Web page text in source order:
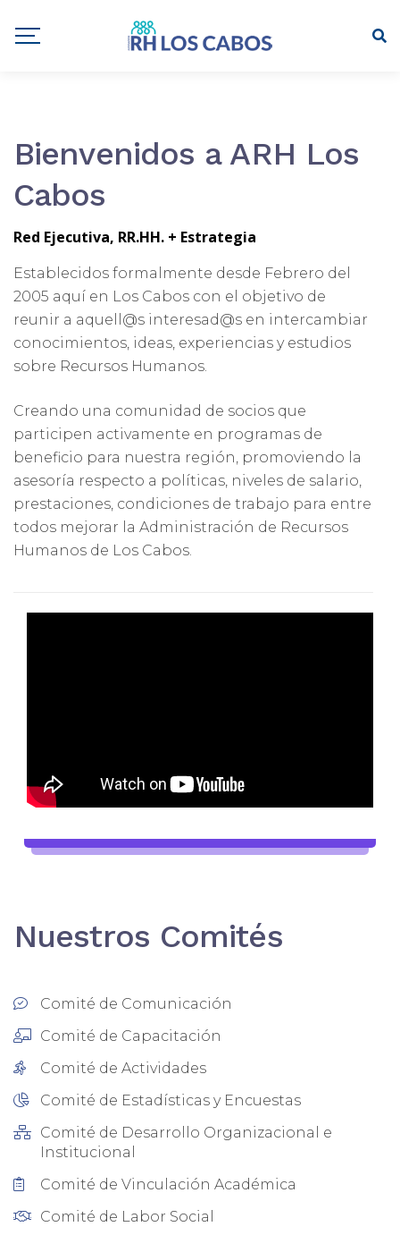
Bienvenidos a ARH Los
Cabos
Red Ejecutiva, RR.HH. + Estrategia
Establecidos formalmente desde Febrero del
2005 aquí en Los Cabos con el objetivo de
reunir a aquell@s interesad@s en intercambiar
conocimientos, ideas, experiencias y estudios
sobre Recursos Humanos.
Creando una comunidad de socios que
participen activamente en programas de
beneficio para nuestra región, promoviendo la
asesoría respecto a políticas, niveles de salario,
prestaciones, condiciones de trabajo para entre
todos mejorar la Administración de Recursos
Humanos de Los Cabos.
Nuestros Comités
Comité de Comunicación
Comité de Capacitación
Comité de Actividades
Comité de Estadísticas y Encuestas
Comité de Desarrollo Organizacional e
Institucional
Comité de Vinculación Académica
Comité de Labor Social